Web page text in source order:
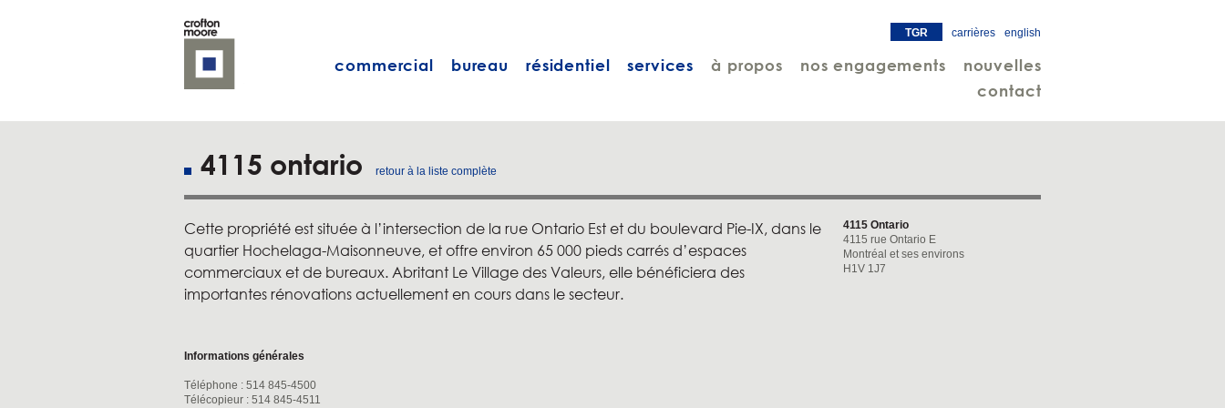
TGR carrières english
commercial bureau résidentiel services à propos nos engagements
nouvelles
contact
4115 ontario retour à la liste complète
Cette propriété est située à l’intersection de la rue Ontario Est et du boulevard Pie-IX, dans le
quartier Hochelaga-Maisonneuve, et offre environ 65 000 pieds carrés d’espaces
commerciaux et de bureaux. Abritant Le Village des Valeurs, elle bénéficiera des
importantes rénovations actuellement en cours dans le secteur.
4115 Ontario
4115 rue Ontario E
Montréal et ses environs
H1V 1J7
Informations générales
Téléphone : 514 845-4500
Télécopieur : 514 845-4511